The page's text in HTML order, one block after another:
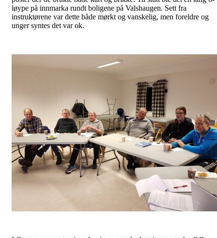
løype på innmarka rundt boligene på Valshaugen. Sett fra
instruktørene var dette både mørkt og vanskelig, men foreldre og
unger syntes det var ok.